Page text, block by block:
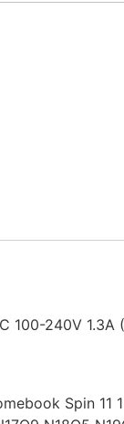
100-240V
Spin 11